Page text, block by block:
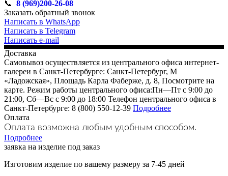
📞 8 (969)200-26-08
Заказать обратный звонок
Написать в WhatsApp
Написать в Telegram
Написать e-mail
Доставка
Самовывоз осуществляется из центрального офиса интернет-
галереи в Санкт-Петербурге: Санкт-Петербург, М
«Ладожская», Площадь Карла Фаберже, д. 8, Посмотрите на
карте. Режим работы центрального офиса:Пн—Пт с 9:00 до
21:00, Сб—Вс с 9:00 до 18:00 Телефон центрального офиса в
Санкт-Петербурге: 8 (800) 550-12-39 Подробнее
Оплата
Оплата возможна любым удобным способом.
Подробнее
заявка на изделие под заказ
Изготовим изделие по вашему размеру за 7-45 дней